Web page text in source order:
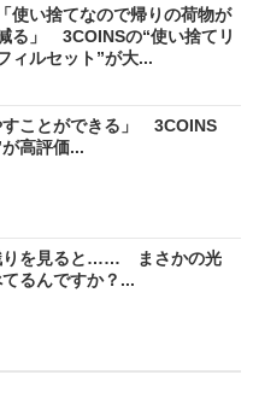
「使い捨てなので帰りの荷物が
る」 3COINSの“使い捨てリ
ィルセット”が大...
すことができる」 3COINS
高評価...
りを見ると…… まさかの光
るんですか？...